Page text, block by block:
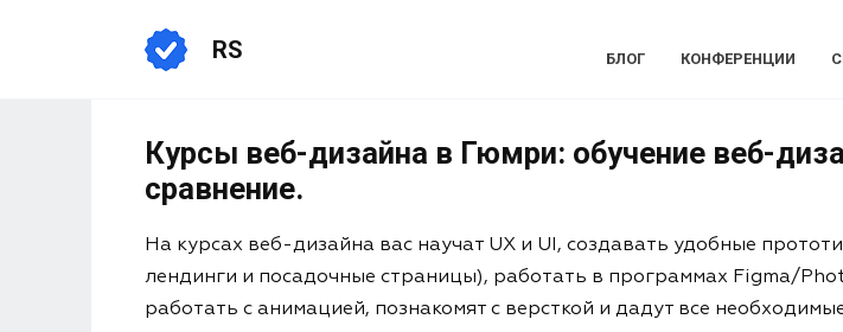
RS БЛОГ КОНФЕРЕНЦИИ
Курсы веб-дизайна в Гюмри: обучение веб-
сравнение.
На курсах веб-дизайна вас научат UX и UI, создавать удобные
лендинги и посадочные страницы), работать в программах Figma/
работать с анимацией, познакомят с версткой и дадут все